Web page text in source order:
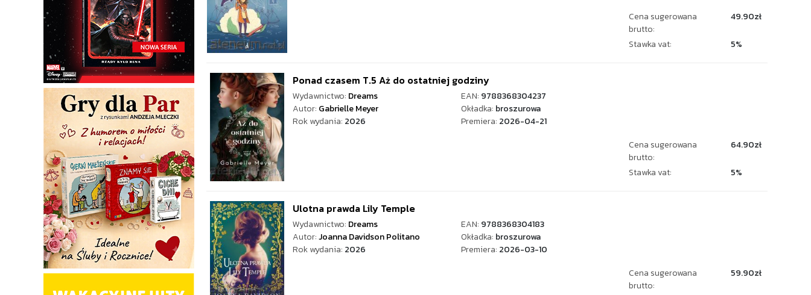
Cena sugerowana
brutto:
49.90zł
Stawka vat: 5%
Ponad czasem T.5 Aż do ostatniej godziny
Wydawnictwo: Dreams EAN: 9788368304237
Autor: Gabrielle Meyer Okładka: broszurowa
Rok wydania: 2026 Premiera: 2026-04-21
Cena sugerowana
brutto:
64.90zł
Stawka vat: 5%
Ulotna prawda Lily Temple
Wydawnictwo: Dreams EAN: 9788368304183
Autor:Joanna Davidson Politano Okładka: broszurowa
Rok wydania: 2026 Premiera: 2026-03-10
Cena sugerowana
brutto:
59.90zł